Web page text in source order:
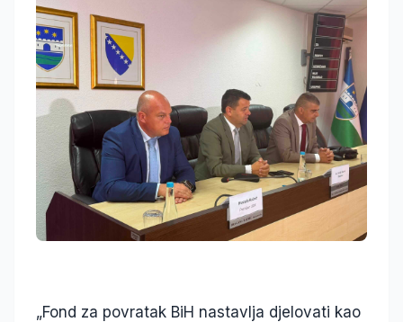
„Fond za povratak BiH nastavlja djelovati kao